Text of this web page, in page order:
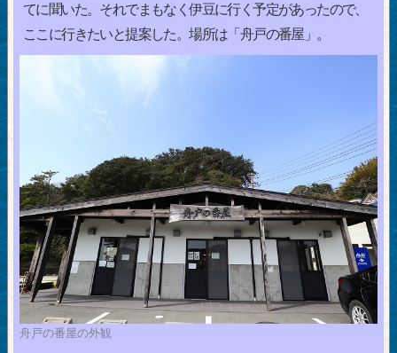
てに聞いた。それでまもなく伊豆に行く予定があったので、
ここに行きたいと提案した。場所は「舟戸の番屋」。
舟戸の番屋の外観